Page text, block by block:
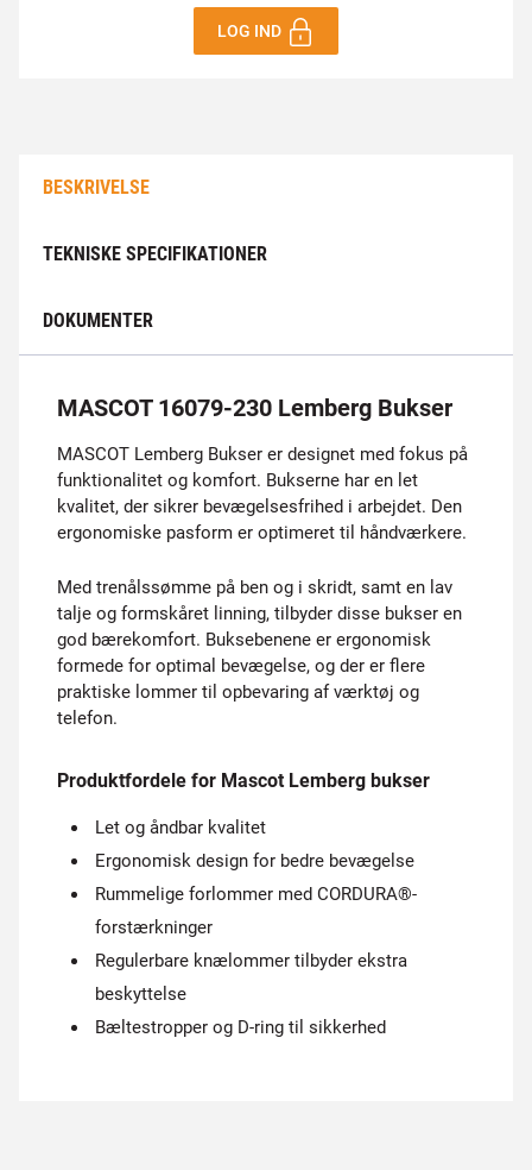
LOG IND
BESKRIVELSE
TEKNISKE SPECIFIKATIONER
DOKUMENTER
MASCOT 16079-230 Lemberg Bukser
MASCOT Lemberg Bukser er designet med fokus på
funktionalitet og komfort. Bukserne har en let
kvalitet, der sikrer bevægelsesfrihed i arbejdet. Den
ergonomiske pasform er optimeret til håndværkere.
Med trenålssømme på ben og i skridt, samt en lav
talje og formskåret linning, tilbyder disse bukser en
god bærekomfort. Buksebenene er ergonomisk
formede for optimal bevægelse, og der er flere
praktiske lommer til opbevaring af værktøj og
telefon.
Produktfordele for Mascot Lemberg bukser
Let og åndbar kvalitet
Ergonomisk design for bedre bevægelse
Rummelige forlommer med CORDURA®-
forstærkninger
Regulerbare knælommer tilbyder ekstra
beskyttelse
Bæltestropper og D-ring til sikkerhed